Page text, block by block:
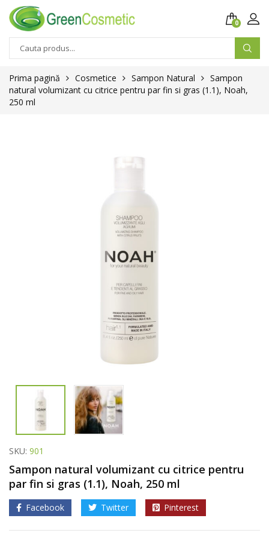
0
Prima pagină Cosmetice Sampon Natural
Sampon
natural volumizant cu citrice pentru par fin si gras (1.1), Noah,
250 ml
SKU: 901
Sampon natural volumizant cu citrice pentru
par fin si gras (1.1), Noah, 250 ml
Facebook Twitter Pinterest